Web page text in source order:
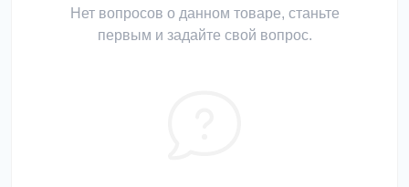
Нет вопросов о данном товаре, станьте
первым и задайте свой вопрос.